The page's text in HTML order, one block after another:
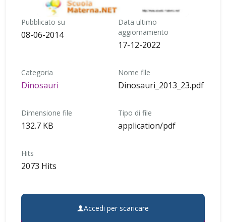
Pubblicato su
08-06-2014
Data ultimo
aggiornamento
17-12-2022
Categoria
Dinosauri
Nome file
Dinosauri_2013_23.pdf
Dimensione file
132.7 KB
Tipo di file
application/pdf
Hits
2073 Hits
Accedi per scaricare